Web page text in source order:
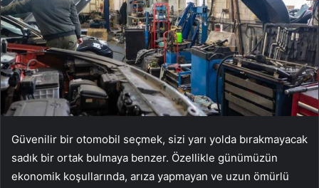
Güvenilir bir otomobil seçmek, sizi yarı yolda bırakmayacak
sadık bir ortak bulmaya benzer. Özellikle günümüzün
ekonomik koşullarında, arıza yapmayan ve uzun ömürlü